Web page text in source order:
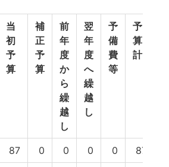
当
初
予
算
補
正
予
算
前
年
度
か
ら
繰
越
し
翌
年
度
へ
繰
越
し
予
備
費
等
予
算
計
87 0 0 0 0 87